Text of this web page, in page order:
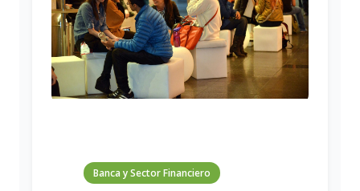
Banca y Sector Financiero